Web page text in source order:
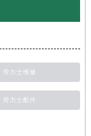
劳力士维修
劳力士配件